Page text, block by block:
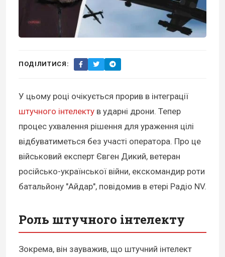
ПОДІЛИТИСЯ:
У цьому році очікується прорив в інтеграції
штучного інтелекту в ударні дрони. Тепер
процес ухвалення рішення для ураження цілі
відбуватиметься без участі оператора. Про це
військовий експерт Євген Дикий, ветеран
російсько-української війни, екскомандир роти
батальйону "Айдар", повідомив в етері Радіо NV.
Роль штучного інтелекту
Зокрема, він зауважив, що штучний інтелект